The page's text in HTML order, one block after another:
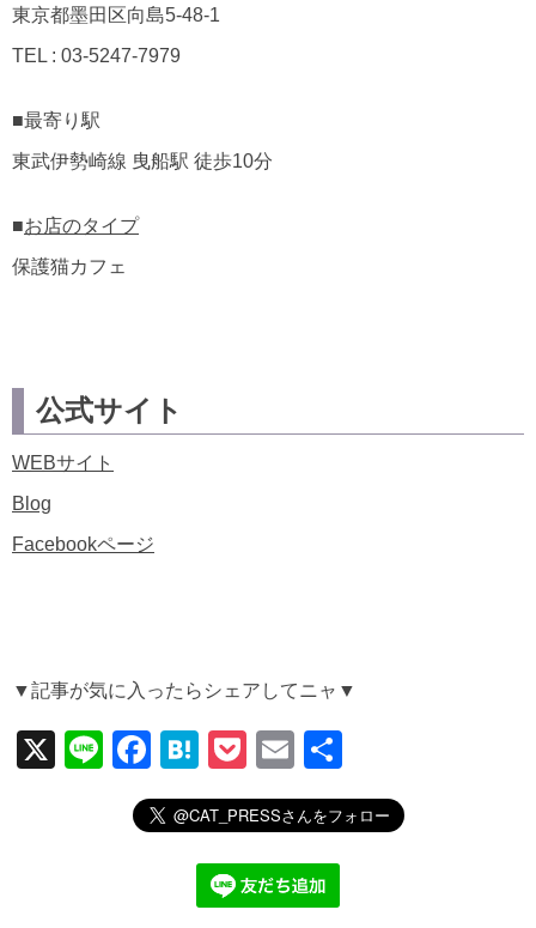
東京都墨田区向島5-48-1
TEL : 03-5247-7979
■最寄り駅
東武伊勢崎線 曳船駅 徒歩10分
■お店のタイプ
保護猫カフェ
公式サイト
WEBサイト
Blog
Facebookページ
▼記事が気に入ったらシェアしてニャ▼
X
Li
F
a
c
H
at
e
n
a
P
o
ck
et
E
m
ail
有